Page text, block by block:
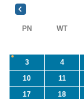
PN WT
3
4
10
11
17
18